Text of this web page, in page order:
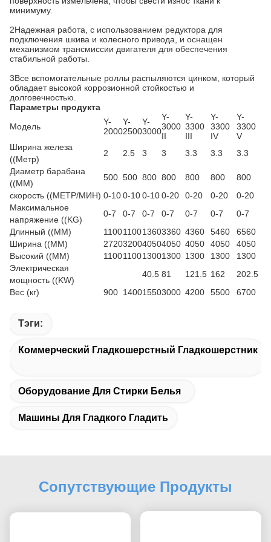
минимуму.
2Надежная работа, с использованием редуктора для
подключения шкива и колесного привода, и оснащен
механизмом трансмиссии двигателя для обеспечения
стабильной работы.
3Все вспомогательные роллы распыляются цинком, который
обладает высокой коррозионной стойкостью и
долговечностью.
Параметры продукта
Модель
Y-
2000
Y-
2500
Y-
3000
Y-
3000
II
Y-
3300
III
Y-
3300
IV
Y-
3300
V
Ширина железа
((Метр)
2 2.5 3 3 3.3 3.3
3.3
Диаметр барабана
((MM)
500 500 800 800 800 800
800
скорость ((МЕТР/МИН) 0-100-100-100-20 0-20 0-20
0-20
Максимальное
напряжение ((KG)
0-7 0-7 0-7 0-7 0-7 0-7
0-7
Длинный ((MM)
1100110013603360 4360 5460
6560
Ширина ((MM)
2720320040504050 4050 4050
4050
Высокий ((MM)
1100110013001300 1300 1300
1300
Электрическая
мощность ((KW)
40.5 81 121.5 162
202.5
Вес (кг)
900 140015503000 4200 5500 6700
Тэги:
Коммерческий Гладкошерстный Гладкошерстник
Оборудование Для Стирки Белья
Машины Для Гладкого Гладить
Сопутствующие Продукты